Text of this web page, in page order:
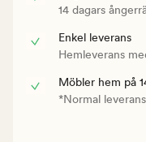
14 dagars
Enkel leverans
Hemleverans
Möbler hem på
*Normal